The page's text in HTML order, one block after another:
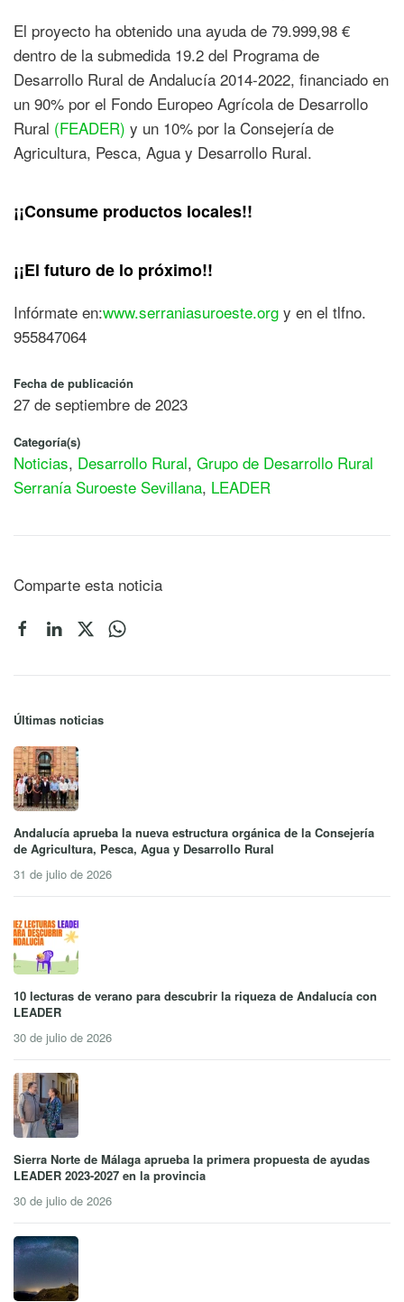
El proyecto ha obtenido una ayuda de 79.999,98 €
dentro de la submedida 19.2 del Programa de
Desarrollo Rural de Andalucía 2014-2022, financiado en
un 90% por el Fondo Europeo Agrícola de Desarrollo
Rural (FEADER) y un 10% por la Consejería de
Agricultura, Pesca, Agua y Desarrollo Rural.
¡¡Consume productos locales!!
¡¡El futuro de lo próximo!!
Infórmate en:www.serraniasuroeste.org y en el tlfno.
955847064
Fecha de publicación
27 de septiembre de 2023
Categoría(s)
Noticias, Desarrollo Rural, Grupo de Desarrollo Rural
Serranía Suroeste Sevillana, LEADER
Comparte esta noticia
Últimas noticias
Andalucía aprueba la nueva estructura orgánica de la Consejería
de Agricultura, Pesca, Agua y Desarrollo Rural
31 de julio de 2026
10 lecturas de verano para descubrir la riqueza de Andalucía con
LEADER
30 de julio de 2026
Sierra Norte de Málaga aprueba la primera propuesta de ayudas
LEADER 2023-2027 en la provincia
30 de julio de 2026